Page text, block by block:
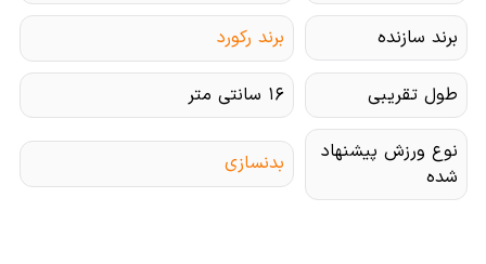
برند سازنده برند رکورد
طول تقریبی ۱۶ سانتی متر
نوع ورزش پیشنهاد
شده
بدنسازی